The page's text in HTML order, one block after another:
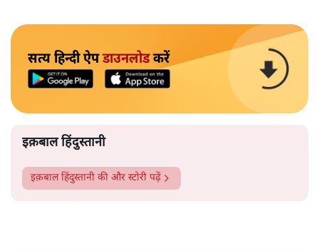
सत्य हिन्दी ऐपडाउनलोडकरें
इक़बाल हिंदुस्तानी
इक़बाल हिंदुस्तानी की और स्टोरी पढ़ें